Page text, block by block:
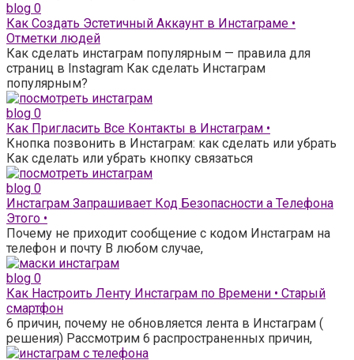
blog 0
Как Создать Эстетичный Аккаунт в Инстаграме •
Отметки людей
Как сделать инстаграм популярным — правила для
страниц в Instagram Как сделать Инстаграм
популярным?
blog 0
Как Пригласить Все Контакты в Инстаграм •
Кнопка позвонить в Инстаграм: как сделать или убрать
Как сделать или убрать кнопку связаться
blog 0
Инстаграм Запрашивает Код Безопасности а Телефона
Этого •
Почему не приходит сообщение с кодом Инстаграм на
телефон и почту В любом случае,
blog 0
Как Настроить Ленту Инстаграм по Времени • Старый
смартфон
6 причин, почему не обновляется лента в Инстаграм (
решения) Рассмотрим 6 распространенных причин,